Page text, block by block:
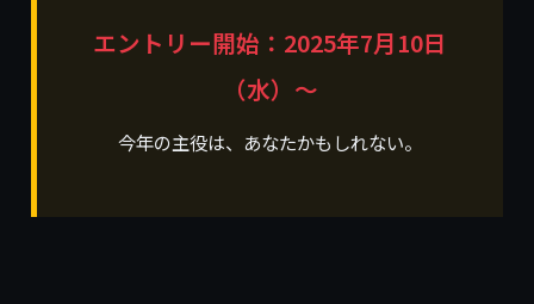
エントリー開始：2025年7月10日
（水）〜
今年の主役は、あなたかもしれない。